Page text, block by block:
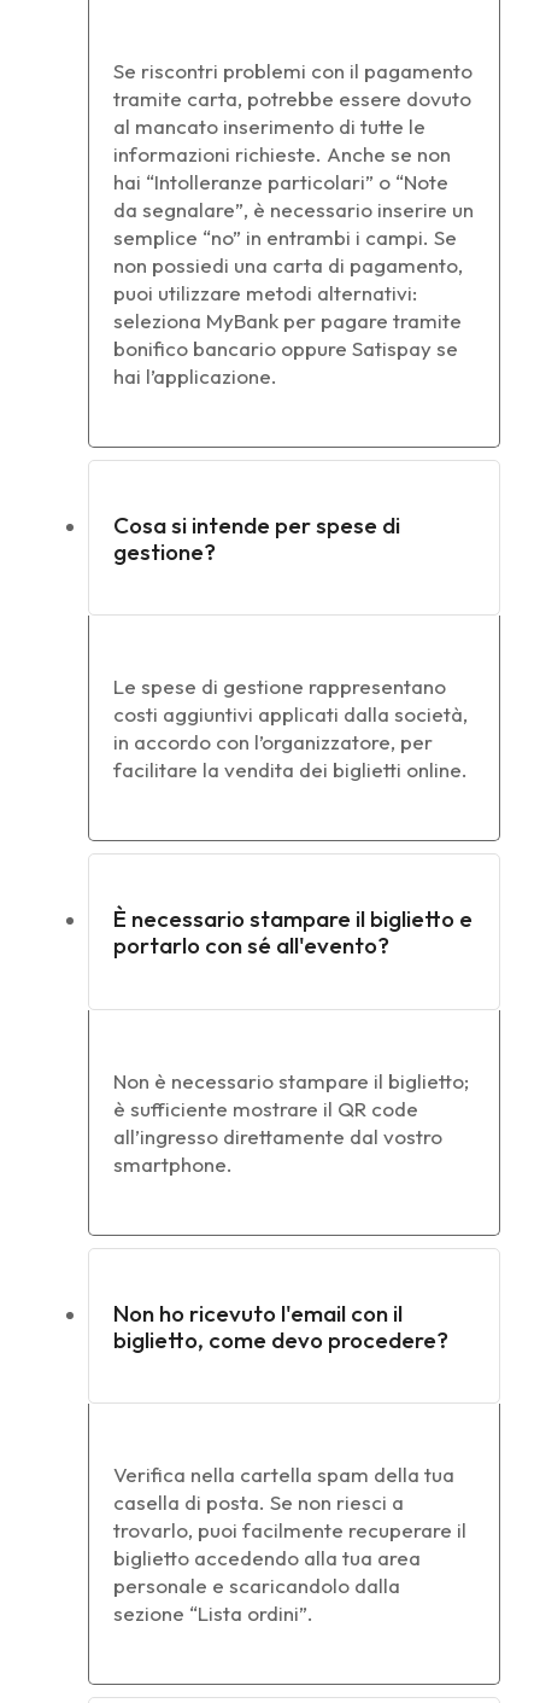
Se riscontri problemi con il pagamento
tramite carta, potrebbe essere dovuto
al mancato inserimento di tutte le
informazioni richieste. Anche se non
hai “Intolleranze particolari” o “Note
da segnalare”, è necessario inserire un
semplice “no” in entrambi i campi. Se
non possiedi una carta di pagamento,
puoi utilizzare metodi alternativi:
seleziona MyBank per pagare tramite
bonifico bancario oppure Satispay se
hai l’applicazione.
Cosa si intende per spese di
gestione?
Le spese di gestione rappresentano
costi aggiuntivi applicati dalla società,
in accordo con l’organizzatore, per
facilitare la vendita dei biglietti online.
È necessario stampare il biglietto e
portarlo con sé all'evento?
Non è necessario stampare il biglietto;
è sufficiente mostrare il QR code
all’ingresso direttamente dal vostro
smartphone.
Non ho ricevuto l'email con il
biglietto, come devo procedere?
Verifica nella cartella spam della tua
casella di posta. Se non riesci a
trovarlo, puoi facilmente recuperare il
biglietto accedendo alla tua area
personale e scaricandolo dalla
sezione “Lista ordini”.